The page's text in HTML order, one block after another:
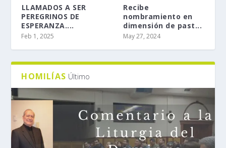
⁠LLAMADOS A SER
PEREGRINOS DE
ESPERANZA....
Feb 1, 2025
Recibe
nombramiento en
dimensión de past...
May 27, 2024
HOMILÍAS Último